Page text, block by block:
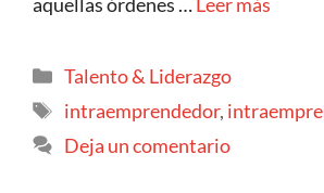
Talento & Liderazgo
intraemprendedor,
Deja un comentario